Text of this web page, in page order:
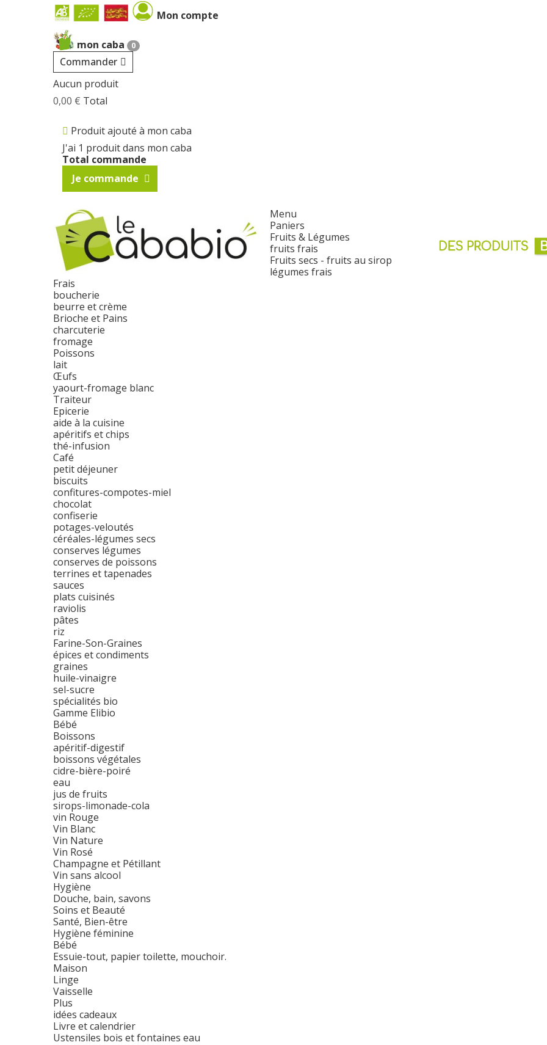
Mon compte
mon caba 0
Commander
Aucun produit
0,00 € Total
Produit ajouté à mon caba
J'ai 1 produit dans mon caba
Total commande
Je commande
Menu
Paniers
Fruits & Légumes
fruits frais
Fruits secs - fruits au sirop
légumes frais
Frais
boucherie
beurre et crème
Brioche et Pains
charcuterie
fromage
Poissons
lait
Œufs
yaourt-fromage blanc
Traiteur
Epicerie
aide à la cuisine
apéritifs et chips
thé-infusion
Café
petit déjeuner
biscuits
confitures-compotes-miel
chocolat
confiserie
potages-veloutés
céréales-légumes secs
conserves légumes
conserves de poissons
terrines et tapenades
sauces
plats cuisinés
raviolis
pâtes
riz
Farine-Son-Graines
épices et condiments
graines
huile-vinaigre
sel-sucre
spécialités bio
Gamme Elibio
Bébé
Boissons
apéritif-digestif
boissons végétales
cidre-bière-poiré
eau
jus de fruits
sirops-limonade-cola
vin Rouge
Vin Blanc
Vin Nature
Vin Rosé
Champagne et Pétillant
Vin sans alcool
Hygiène
Douche, bain, savons
Soins et Beauté
Santé, Bien-être
Hygiène féminine
Bébé
Essuie-tout, papier toilette, mouchoir.
Maison
Linge
Vaisselle
Plus
idées cadeaux
Livre et calendrier
Ustensiles bois et fontaines eau